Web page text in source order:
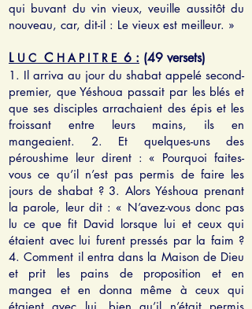
qui buvant du vin vieux, veuille aussitôt du
nouveau, car, dit-il : Le vieux est meilleur. »
L U C C H A P I T R E 6 : (49 versets)
1. Il arriva au jour du shabat appelé second-
premier, que Yéshoua passait par les blés et
que ses disciples arrachaient des épis et les
froissant entre leurs mains, ils en
mangeaient. 2. Et quelques-uns des
péroushime leur dirent : « Pourquoi faites-
vous ce qu’il n’est pas permis de faire les
jours de shabat ? 3. Alors Yéshoua prenant
la parole, leur dit : « N’avez-vous donc pas
lu ce que fit David lorsque lui et ceux qui
étaient avec lui furent pressés par la faim ?
4. Comment il entra dans la Maison de Dieu
et prit les pains de proposition et en
mangea et en donna même à ceux qui